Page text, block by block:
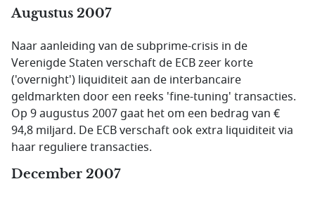
Augustus 2007
Naar aanleiding van de subprime-crisis in de
Verenigde Staten verschaft de ECB zeer korte
('overnight') liquiditeit aan de interbancaire
geldmarkten door een reeks 'fine-tuning' transacties.
Op 9 augustus 2007 gaat het om een bedrag van €
94,8 miljard. De ECB verschaft ook extra liquiditeit via
haar reguliere transacties.
December 2007